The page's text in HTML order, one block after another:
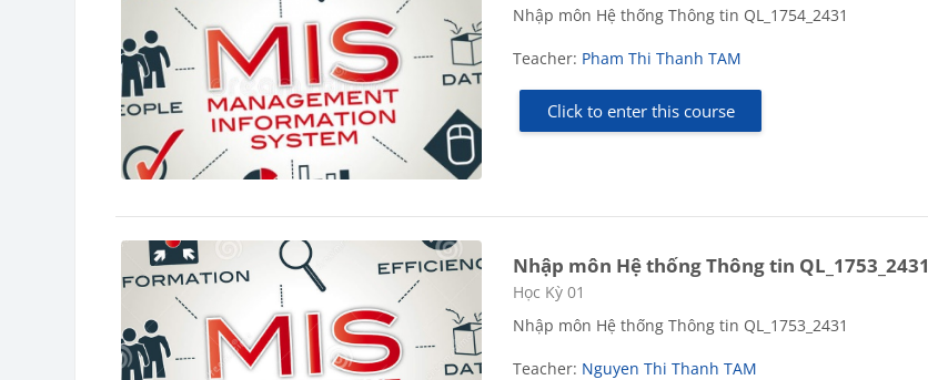
Nhập môn Hệ thống Thông tin QL_1754_2431
Teacher: Pham Thi Thanh TAM
Click to enter this course
Nhập môn Hệ thống Thông tin QL_1753_2431
Course category
Học Kỳ 01
Nhập môn Hệ thống Thông tin QL_1753_2431
Teacher: Nguyen Thi Thanh TAM